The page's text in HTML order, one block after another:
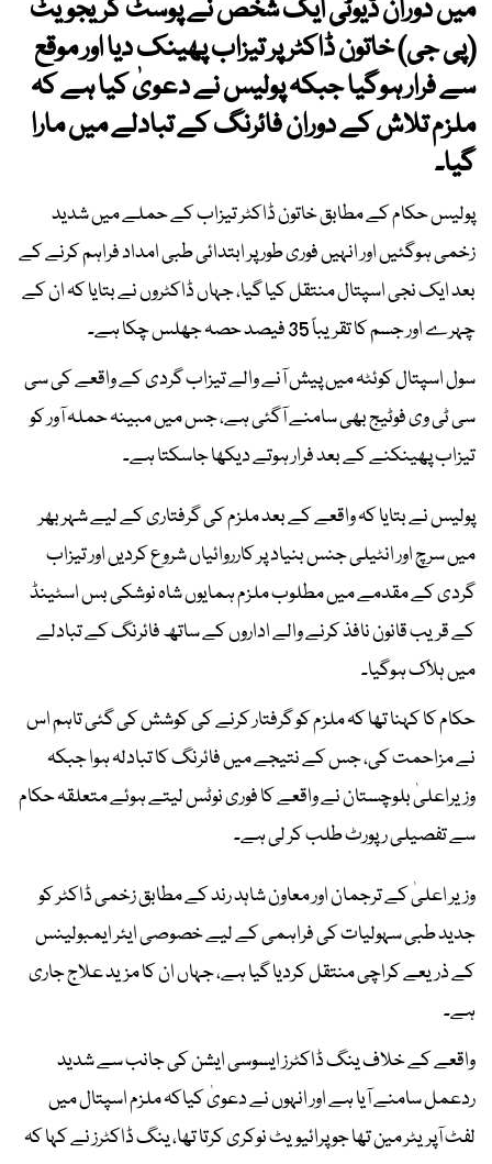
میں دوران ڈیوٹی ایک شخص نے پوسٹ گریجویٹ
(پی جی) خاتون ڈاکٹر پر تیزاب پھینک دیا اور موقع
سے فرار ہوگیا جبکہ پولیس نے دعویٰ کیا ہے کہ
ملزم تلاش کے دوران فائرنگ کے تبادلے میں مارا
گیا۔
پولیس حکام کے مطابق خاتون ڈاکٹر تیزاب کے حملے میں شدید
زخمی ہوگئیں اور انہیں فوری طور پر ابتدائی طبی امداد فراہم کرنے کے
بعد ایک نجی اسپتال منتقل کیا گیا، جہاں ڈاکٹروں نے بتایا کہ ان کے
چہرے اور جسم کا تقریباً 35 فیصد حصہ جھلس چکا ہے۔
سول اسپتال کوئٹہ میں پیش آنے والے تیزاب گردی کے واقعے کی سی
سی ٹی وی فوٹیج بھی سامنے آگئی ہے، جس میں مبینہ حملہ آور کو
تیزاب پھینکنے کے بعد فرار ہوتے دیکھا جاسکتا ہے۔
پولیس نے بتایا کہ واقعے کے بعد ملزم کی گرفتاری کے لیے شہر بھر
میں سرچ اور انٹیلی جنس بنیاد پر کارروائیاں شروع کردیں اور تیزاب
گردی کے مقدمے میں مطلوب ملزم ہمایوں شاہ نوشکی بس اسٹینڈ
کے قریب قانون نافذ کرنے والے اداروں کے ساتھ فائرنگ کے تبادلے
میں ہلاک ہوگیا۔
حکام کا کہنا تھا کہ ملزم کو گرفتار کرنے کی کوشش کی گئی تاہم اس
نے مزاحمت کی، جس کے نتیجے میں فائرنگ کا تبادلہ ہوا جبکہ
وزیراعلیٰ بلوچستان نے واقعے کا فوری نوٹس لیتے ہوئے متعلقہ حکام
سے تفصیلی رپورٹ طلب کر لی ہے۔
وزیر اعلیٰ کے ترجمان اور معاون شاہد رند کے مطابق زخمی ڈاکٹر کو
جدید طبی سہولیات کی فراہمی کے لیے خصوصی ایئر ایمبولینس
کے ذریعے کراچی منتقل کردیا گیا ہے، جہاں ان کا مزید علاج جاری
ہے۔
واقعے کے خلاف ینگ ڈاکٹرز ایسوسی ایشن کی جانب سے شدید
ردعمل سامنے آیا ہے اور انہوں نے دعویٰ کیاکہ ملزم اسپتال میں
لفٹ آپریٹر مین تھا جو پرائیویٹ نوکری کرتا تھا، ینگ ڈاکٹرز نے کہا کہ